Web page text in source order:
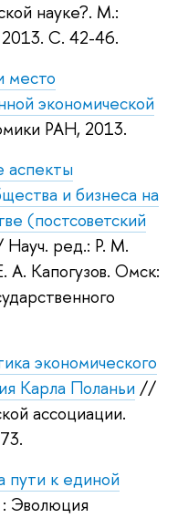
науке?. М.:
С. 42-46.
место
экономической
РАН, 2013.
аспекты
и бизнеса на
(постсоветский
Науч. ред.: Р. М.
А. Капогузов. Омск:
экономического
Карла Поланьи //
ассоциации.
пути к единой
Эволюция